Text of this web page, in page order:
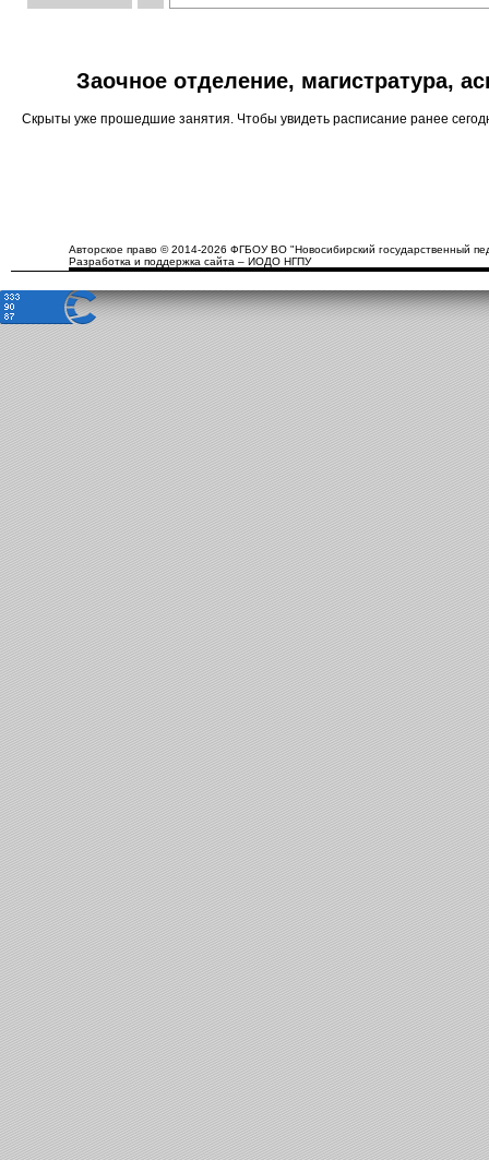
Заочное отделение, магистратура,
Скрыты уже прошедшие занятия. Чтобы увидеть расписание ранее
Авторское право © 2014-2026 ФГБОУ ВО "Новосибирский государственный
Разработка и поддержка сайта – ИОДО НГПУ